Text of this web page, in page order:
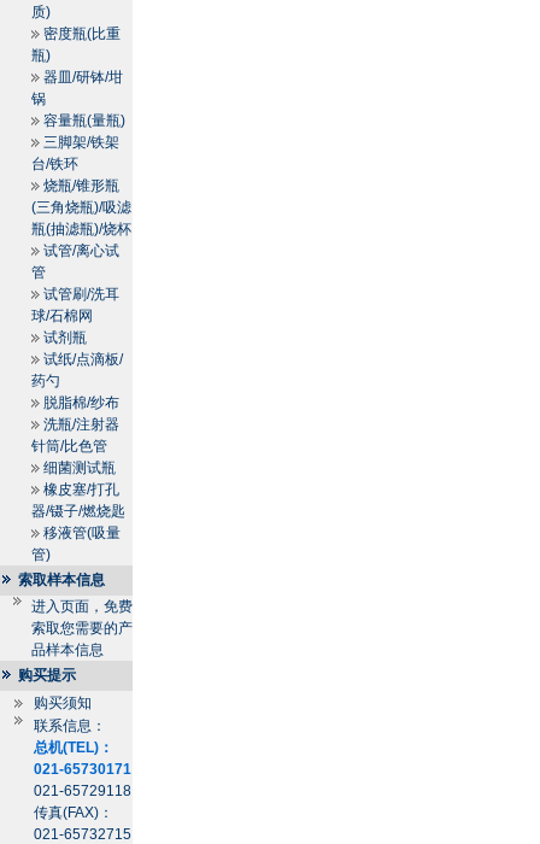
质)
密度瓶(比重
瓶)
器皿/研钵/坩
锅
容量瓶(量瓶)
三脚架/铁架
台/铁环
烧瓶/锥形瓶
(三角烧瓶)/吸滤
瓶(抽滤瓶)/烧杯
试管/离心试
管
试管刷/洗耳
球/石棉网
试剂瓶
试纸/点滴板/
药勺
脱脂棉/纱布
洗瓶/注射器
针筒/比色管
细菌测试瓶
橡皮塞/打孔
器/镊子/燃烧匙
移液管(吸量
管)
索取样本信息
进入页面，免费
索取您需要的产
品样本信息
购买提示
购买须知
联系信息：
总机(TEL)：
021-65730171
021-65729118
传真(FAX)：
021-65732715